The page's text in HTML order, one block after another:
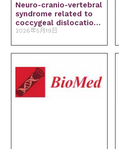
Neuro-cranio-vertebral
syndrome related to
coccygeal dislocation:
A preliminary study
2026年5月19日